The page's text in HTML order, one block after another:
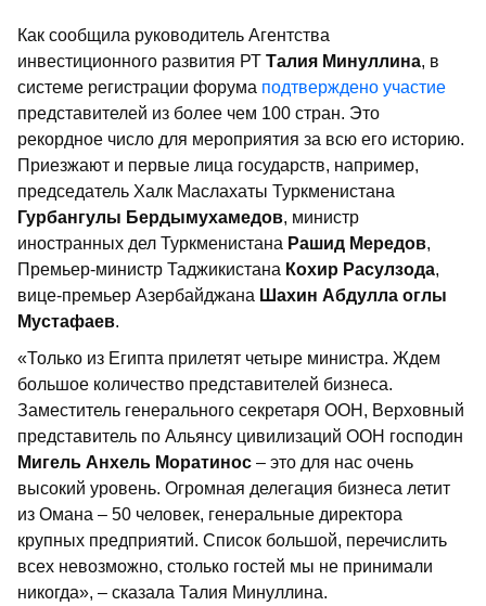
Как сообщила руководитель Агентства
инвестиционного развития РТ Талия Минуллина, в
системе регистрации форума подтверждено участие
представителей из более чем 100 стран. Это
рекордное число для мероприятия за всю его историю.
Приезжают и первые лица государств, например,
председатель Халк Маслахаты Туркменистана
Гурбангулы Бердымухамедов, министр
иностранных дел Туркменистана Рашид Мередов,
Премьер-министр Таджикистана Кохир Расулзода,
вице-премьер Азербайджана Шахин Абдулла оглы
Мустафаев.
«Только из Египта прилетят четыре министра. Ждем
большое количество представителей бизнеса.
Заместитель генерального секретаря ООН, Верховный
представитель по Альянсу цивилизаций ООН господин
Мигель Анхель Моратинос – это для нас очень
высокий уровень. Огромная делегация бизнеса летит
из Омана – 50 человек, генеральные директора
крупных предприятий. Список большой, перечислить
всех невозможно, столько гостей мы не принимали
никогда», – сказала Талия Минуллина.